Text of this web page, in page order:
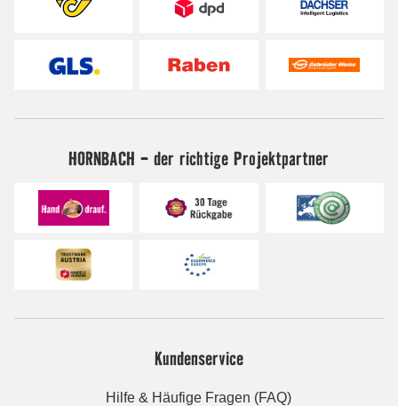
HORNBACH - der richtige Projektpartner
Kundenservice
Hilfe & Häufige Fragen (FAQ)